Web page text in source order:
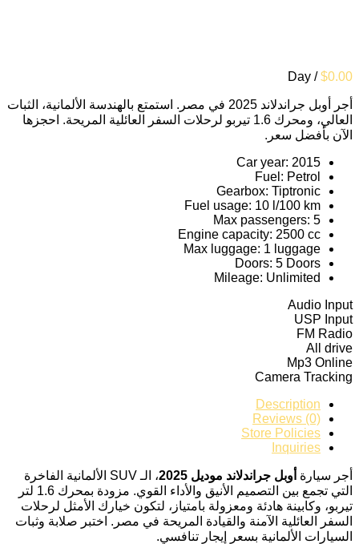
$0.00
/ Day
أجر أوبل جراندلاند 2025 في مصر. استمتع بالهندسة الألمانية، الثبات
العالي، ومحرك 1.6 تيربو لرحلات السفر العائلية المريحة. احجزها
الآن بأفضل سعر.
Car year: 2015
Fuel: Petrol
Gearbox: Tiptronic
Fuel usage: 10 l/100 km
Max passengers: 5
Engine capacity: 2500 cc
Max luggage: 1 luggage
Doors: 5 Doors
Mileage: Unlimited
Audio Input
USP Input
FM Radio
All drive
Mp3 Online
Camera Tracking
Description
Reviews (0)
Store Policies
Inquiries
أجر سيارة أوبل جراندلاند موديل 2025
، الـ SUV الألمانية الفاخرة
التي تجمع بين التصميم الأنيق والأداء القوي. مزودة بمحرك 1.6 لتر
تيربو، وكابينة هادئة ومعزولة بامتياز، لتكون خيارك الأمثل لرحلات
السفر العائلية الآمنة والقيادة المريحة في مصر. اختبر صلابة وثبات
السيارات الألمانية بسعر إيجار تنافسي.